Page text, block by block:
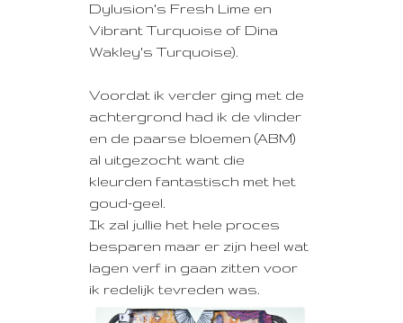
Dylusion's Fresh Lime en
Vibrant Turquoise of Dina
Wakley's Turquoise).
Voordat ik verder ging met de
achtergrond had ik de vlinder
en de paarse bloemen (ABM)
al uitgezocht want die
kleurden fantastisch met het
goud-geel.
Ik zal jullie het hele proces
besparen maar er zijn heel wat
lagen verf in gaan zitten voor
ik redelijk tevreden was.